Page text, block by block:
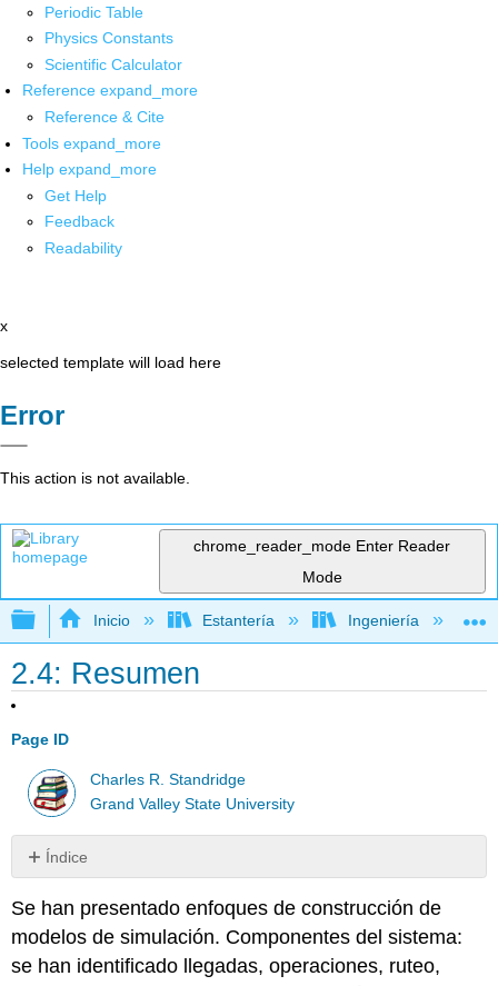
Periodic Table
Physics Constants
Scientific Calculator
Reference expand_more
Reference & Cite
Tools expand_more
Help expand_more
Get Help
Feedback
Readability
x
selected template will load here
Error
This action is not available.
chrome_reader_mode Enter Reader
Mode
Expandir/contraer jerarquía global
Inicio Estantería Ingeniería
2.4: Resumen
Page ID
Charles R. Standridge
Grand Valley State University
Índice
Se han presentado enfoques de construcción de
modelos de simulación. Componentes del sistema:
se han identificado llegadas, operaciones, ruteo,